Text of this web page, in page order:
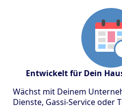
Entwickelt für Dein
Wächst mit Deinem
Dienste, Gassi-Service oder